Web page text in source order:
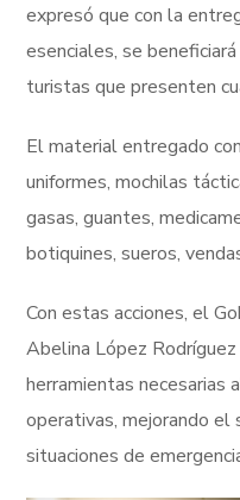
expresó que con la
esenciales, se
turistas que presenten
El material entregado
uniformes, mochilas
gasas, guantes,
botiquines, sueros,
Con estas acciones, el
Abelina López
herramientas necesarias
operativas, mejorando el
situaciones de